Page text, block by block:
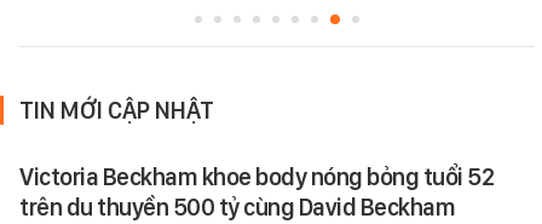
TIN MỚI CẬP NHẬT
Victoria Beckham khoe body nóng bỏng tuổi 52
trên du thuyền 500 tỷ cùng David Beckham